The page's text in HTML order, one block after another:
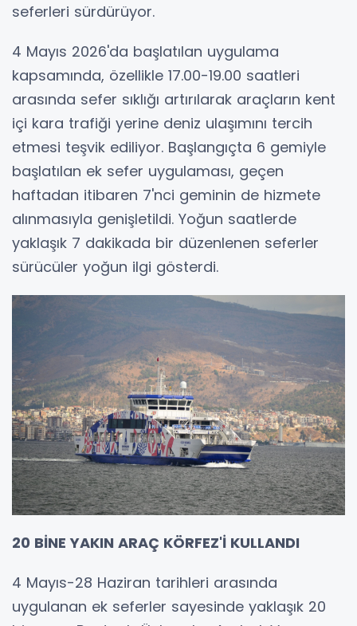
seferleri sürdürüyor.
4 Mayıs 2026'da başlatılan uygulama
kapsamında, özellikle 17.00-19.00 saatleri
arasında sefer sıklığı artırılarak araçların kent
içi kara trafiği yerine deniz ulaşımını tercih
etmesi teşvik ediliyor. Başlangıçta 6 gemiyle
başlatılan ek sefer uygulaması, geçen
haftadan itibaren 7'nci geminin de hizmete
alınmasıyla genişletildi. Yoğun saatlerde
yaklaşık 7 dakikada bir düzenlenen seferler
sürücüler yoğun ilgi gösterdi.
20 BİNE YAKIN ARAÇ KÖRFEZ'İ KULLANDI
4 Mayıs-28 Haziran tarihleri arasında
uygulanan ek seferler sayesinde yaklaşık 20